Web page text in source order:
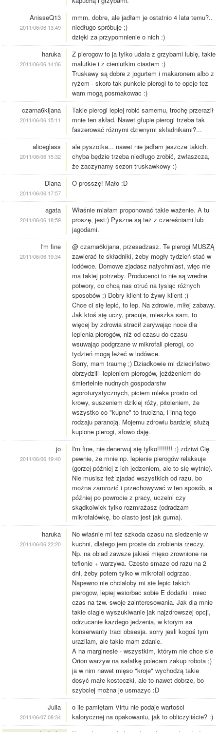
AnisseQ13
2011/06/06 13:49
mmm. dobre, ale jadłam je ostatnio 4 lata temu?..
niedługo spróbuję ;)
dzięki za przypomnienie o nich :)
haruka
2011/06/06 14:06
Z pierogow to ja tylko udała z grzybami lubię, takie
malutkie i z cieniutkim ciastem :)
Truskawy są dobre z jogurtem i makaronem albo z
ryżem - skoro tak punkcie pierogi to te opcje tez
wam mogą posmakowac :)
czarna6kijana
2011/06/06 15:11
Takie pierogi lepiej robić samemu, trochę przeraził
mnie ten skład. Nawet głupie pierogi trzeba tak
faszerować różnymi dziwnymi składnikami?...
aliceglass
2011/06/06 15:32
ale pyszotka... nawet nie jadłam jeszcze takich.
chyba będzie trzeba niedługo zrobić, zwłaszcza,
że zaczynamy sezon truskawkowy :)
Diana
2011/06/06 17:57
O prosszę! Mało :D
agata
2011/06/06 18:59
Właśnie miałam proponować takie ważenie. A tu
proszę, jest:) Pyszne są też z czereśniami lub
jagodami.
I'm fine
2011/06/06 19:34
@ czarna6kijana, przesadzasz. Te pierogi MUSZĄ
zawierać te składniki, żeby mogły tydzień stać w
lodówce. Domowe zjadasz natychmiast, więc nie
ma takiej potrzeby. Producenci to nie są wredne
potwory, co chcą nas otruć na tysiąc różnych
sposobów ;) Dobry klient to żywy klient ;)
Chce ci się lepić, to lep. Na zdrowie, miłej zabawy.
Jak ktoś się uczy, pracuje, mieszka sam, to
więcej by zdrowia stracił zarywając noce dla
lepienia pierogów, niż od czasu do czasu
wsuwając podgrzane w mikrofali pierogi, co
tydzień mogą leżeć w lodówce.
Sorry, mam traumę ;) Dziadkowie mi dzieciństwo
obrzydzili- lepieniem pierogów, jeżdżeniem do
śmiertelnie nudnych gospodarstw
agoroturystycznych, piciem mleka prosto od
krowy, suszeniem dzikiej róży, pitoleniem, że
wszystko co "kupne" to trucizna, i inną tego
rodzaju paranoją. Mojemu zdrowiu bardziej służą
kupione pierogi, słowo daję.
jo
2011/06/06 19:40
I'm fine, nie denerwuj się tylko!!!!!!!! :) zdziwi Cię
pewnie, że mnie np. lepienie pierogów relaksuje
(gorzej później z ich jedzeniem, ale to się wytnie).
Nie musisz też zjadać wszystkich od razu, bo
można zamrozić i przechowywać w ten sposób, a
później po powrocie z pracy, uczelni czy
skądkolwiek tylko rozmrażasz (odradzam
mikrofalówkę, bo ciasto jest jak guma).
haruka
2011/06/06 22:20
No właśnie mi tez szkoda czasu na siedzenie w
kuchni, dlatego jem proste do zrobienia rzeczy.
Np. na obiad zawsze jakieś mięso zrownione na
teflonie + warzywa. Czesto smaze od razu na 2
dni, żeby potem tylko w mikrofali odgrzac.
Napewno nie chcialoby mi sie lepic takich
pierogow, lepiej wsiorbac sobie E dodatki i miec
czas na tzw. swoje zainteresowania. Jak dla mnie
takie ciagle wyszukiwanie jak najzdrowszej opcji,
odrzucanie kazdego jedzenia, w ktorym sa
konserwanty traci obsesja. sorry jesli kogoś tym
urazilam, ale takie mam zdanie.
A na marginesie - wszystkim, którym nie chce sie
Orion warzyw na sałatkę polecam zakup robota ;)
ja w nim nawet mięso "kroje" wychodzą takie
dosyć małe kosteczki, ale to nawet dobrze, bo
szybciej można je usmazyc :D
Julia
2011/06/07 08:34
o ile pamiętam Virtu nie podaje wartości
kalorycznej na opakowaniu, jak to obliczyliście? :)